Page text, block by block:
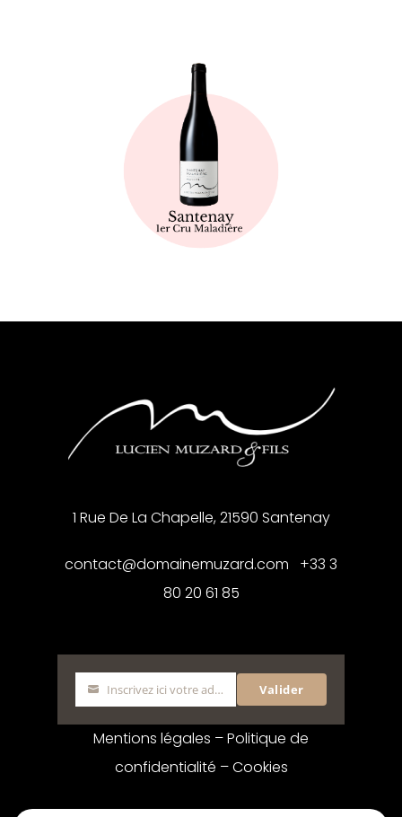
Fiche technique
1 Rue De La Chapelle, 21590 Santenay
contact@domainemuzard.com +33 3
80 20 61 85
Inscrivez ici votre adresse mail Valider
Mentions légales –Politique de
confidentialité –Cookies